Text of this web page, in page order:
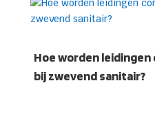
Hoe worden
bij zwevend sanitair?